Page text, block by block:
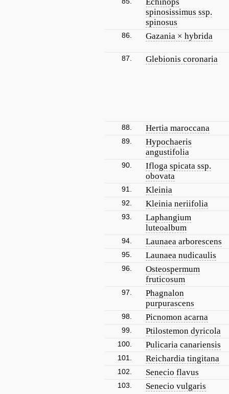
spinosissimus ssp.
spinosus
86. Gazania × hybrida
87. Glebionis coronaria
88. Hertia maroccana
89.
Hypochaeris
angustifolia
90.
Ifloga spicata ssp.
obovata
91. Kleinia
92. Kleinia neriifolia
93.
Laphangium
luteoalbum
94. Launaea arborescens
95. Launaea nudicaulis
96.
Osteospermum
fruticosum
97.
Phagnalon
purpurascens
98. Picnomon acarna
99. Ptilostemon dyricola
100. Pulicaria canariensis
101. Reichardia tingitana
102. Senecio flavus
103. Senecio vulgaris